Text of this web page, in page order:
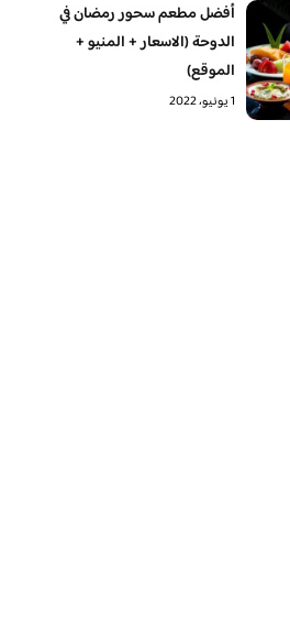
أفضل مطعم سحور رمضان في
الدوحة (الاسعار + المنيو +
الموقع)
1 يونيو، 2022